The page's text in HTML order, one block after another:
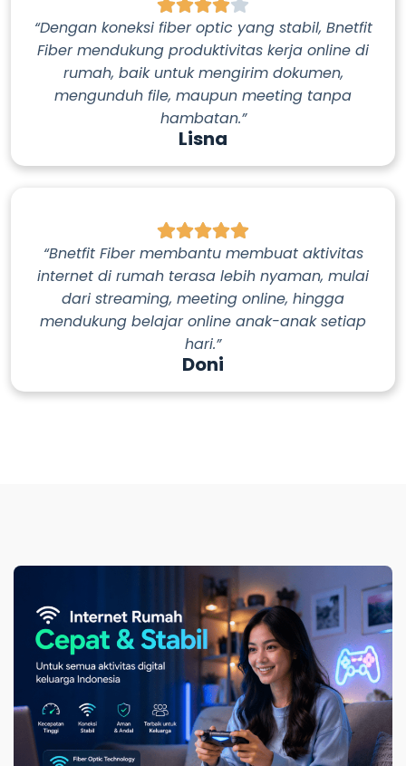
“Dengan koneksi fiber optic yang stabil, Bnetfit
Fiber mendukung produktivitas kerja online di
rumah, baik untuk mengirim dokumen,
mengunduh file, maupun meeting tanpa
hambatan.”
Lisna
“Bnetfit Fiber membantu membuat aktivitas
internet di rumah terasa lebih nyaman, mulai
dari streaming, meeting online, hingga
mendukung belajar online anak-anak setiap
hari.”
Doni